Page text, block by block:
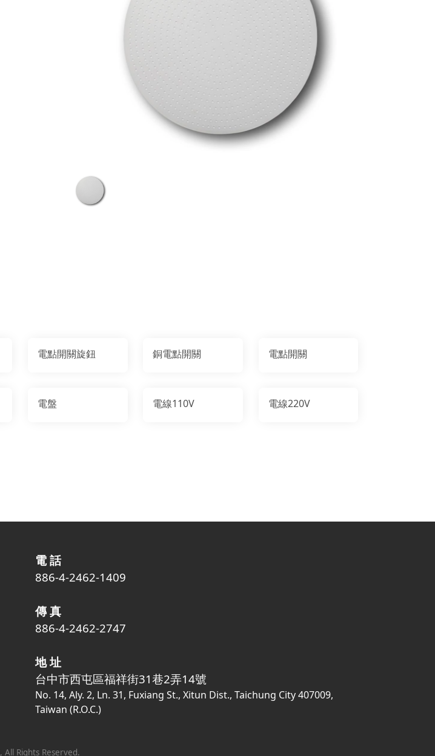
電點開關旋鈕 銅電點開關 電點開關
電盤 電線110V 電線220V
電 話
886-4-2462-1409
傳 真
886-4-2462-2747
地 址
台中市西屯區福祥街31巷2弄14號
No. 14, Aly. 2, Ln. 31, Fuxiang St., Xitun Dist., Taichung City 407009,
Taiwan (R.O.C.)
, All Rights Reserved.